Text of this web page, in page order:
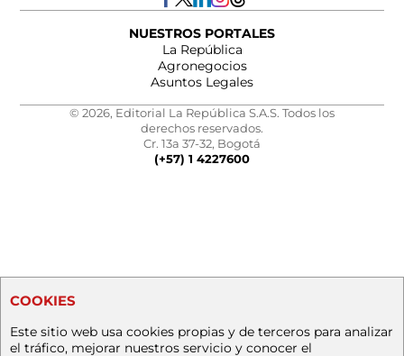
NUESTROS PORTALES
La República
Agronegocios
Asuntos Legales
© 2026, Editorial La República S.A.S. Todos los
derechos reservados.
Cr. 13a 37-32, Bogotá
(+57) 1 4227600
COOKIES
Este sitio web usa cookies propias y de terceros para analizar
el tráfico, mejorar nuestros servicio y conocer el